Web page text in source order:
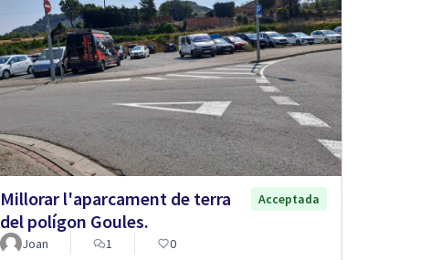
Millorar l'aparcament de terra
del polígon Goules.
Acceptada
Joan 1 0